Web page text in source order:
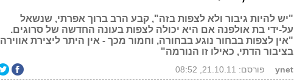
"יש להיות גיבור ולא לצפות בזה", קבע הרב ברוך אפרתי, שנשאל
על-ידי בת אולפנה אם היא יכולה לצפות בעונה החדשה של סרוגים.
"אין לצפות בבחור נוגע בבחורה, וחמור מכך - אין היתר ליצירת אווירה
בציבור הדתי, כאילו זו הנורמה"
ynet פורסם: 21.10.11, 08:52